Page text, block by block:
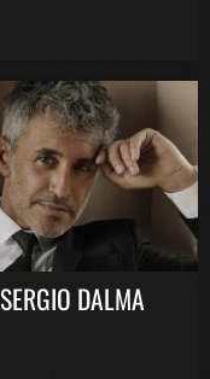
SERGIO DALMA